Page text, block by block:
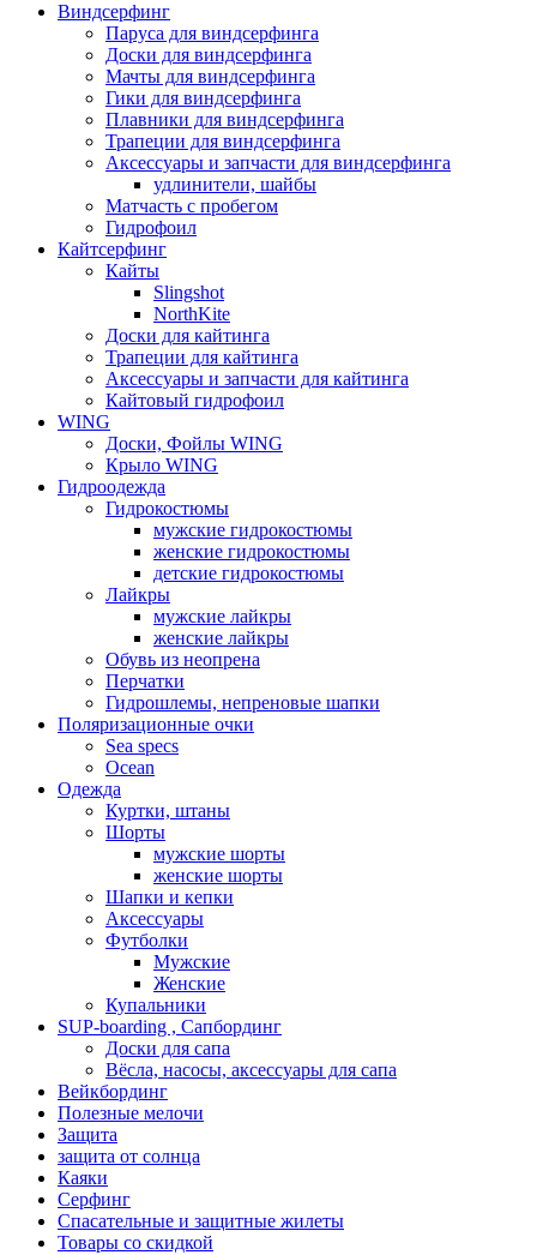
Виндсерфинг
Паруса для виндсерфинга
Доски для виндсерфинга
Мачты для виндсерфинга
Гики для виндсерфинга
Плавники для виндсерфинга
Трапеции для виндсерфинга
Аксессуары и запчасти для виндсерфинга
удлинители, шайбы
Матчасть с пробегом
Гидрофоил
Кайтсерфинг
Кайты
Slingshot
NorthKite
Доски для кайтинга
Трапеции для кайтинга
Аксессуары и запчасти для кайтинга
Кайтовый гидрофоил
WING
Доски, Фойлы WING
Крыло WING
Гидроодежда
Гидрокостюмы
мужские гидрокостюмы
женские гидрокостюмы
детские гидрокостюмы
Лайкры
мужские лайкры
женские лайкры
Обувь из неопрена
Перчатки
Гидрошлемы, непреновые шапки
Поляризационные очки
Sea specs
Ocean
Одежда
Куртки, штаны
Шорты
мужские шорты
женские шорты
Шапки и кепки
Аксессуары
Футболки
Мужские
Женские
Купальники
SUP-boarding , Сапбординг
Доски для сапа
Вёсла, насосы, аксессуары для сапа
Вейкбординг
Полезные мелочи
Защита
защита от солнца
Каяки
Серфинг
Спасательные и защитные жилеты
Товары со скидкой